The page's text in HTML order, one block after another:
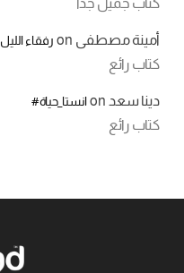
كتاب جميل جدا
أمينة مصطفى on رفقاء الليل
كتاب رائع
دينا سعد onانستا_حياة#
كتاب رائع